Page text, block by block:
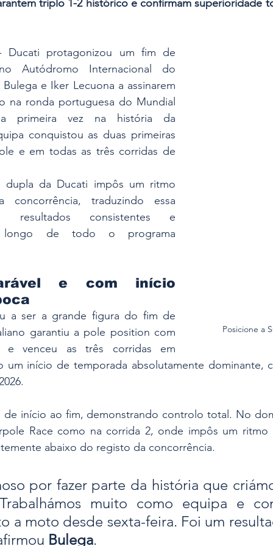
triplo 1-2 histórico e confirmam superioridade
Posicione a
Ducati protagonizou um fim de
Autódromo Internacional do
e Iker Lecuona a assinarem
na ronda portuguesa do Mundial
primeira vez na história da
conquistou as duas primeiras
e em todas as três corridas de
dupla da Ducati impôs um ritmo
concorrência, traduzindo essa
resultados consistentes e
longo de todo o programa
e com início
a ser a grande figura do fim de
garantiu a pole position com
e venceu as três corridas em
um início de temporada absolutamente dominante,
de início ao fim, demonstrando controlo total. No
Race como na corrida 2, onde impôs um ritmo
abaixo do registo da concorrência.
por fazer parte da história que
muito como equipa e
a moto desde sexta-feira. Foi um
Bulega.